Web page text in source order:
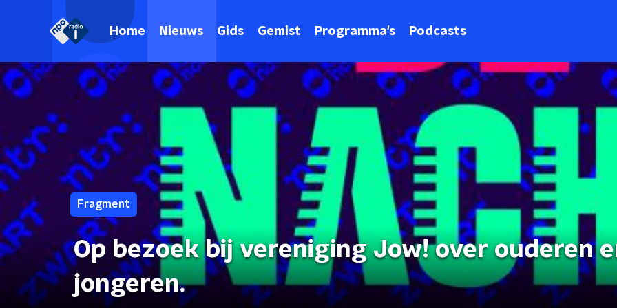
Home Nieuws Gids Gemist Programma's Podcasts
Fragment
Op bezoek bij vereniging Jow! over ouderen
jongeren.